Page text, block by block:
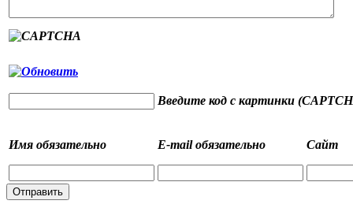
Введите код с картинки
Имя обязательно E-mailобязательно Сайт